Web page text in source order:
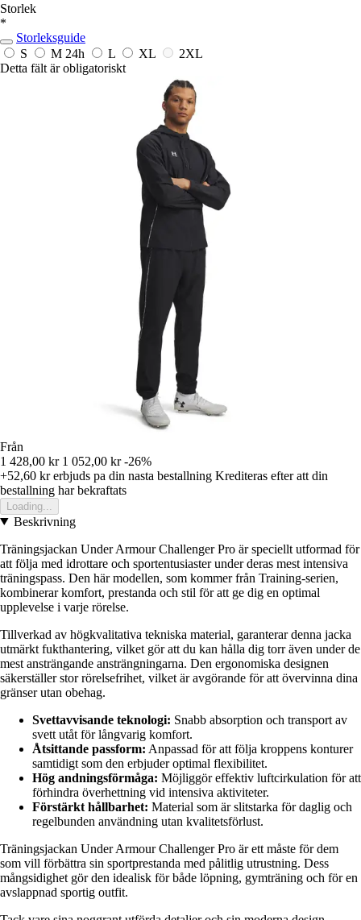
Storlek
*
Storleksguide
S
M 24h L XL
2XL
Detta fält är obligatoriskt
Från
1 428,00 kr 1 052,00 kr -26%
+52,60 krerbjuds pa din nasta bestallning Krediteras efter att din
bestallning har bekraftats
Loading...
Beskrivning
Träningsjackan Under Armour Challenger Pro är speciellt utformad för
att följa med idrottare och sportentusiaster under deras mest intensiva
träningspass. Den här modellen, som kommer från Training-serien,
kombinerar komfort, prestanda och stil för att ge dig en optimal
upplevelse i varje rörelse.
Tillverkad av högkvalitativa tekniska material, garanterar denna jacka
utmärkt fukthantering, vilket gör att du kan hålla dig torr även under de
mest ansträngande ansträngningarna. Den ergonomiska designen
säkerställer stor rörelsefrihet, vilket är avgörande för att övervinna dina
gränser utan obehag.
Svettavvisande teknologi: Snabb absorption och transport av
svett utåt för långvarig komfort.
Åtsittande passform: Anpassad för att följa kroppens konturer
samtidigt som den erbjuder optimal flexibilitet.
Hög andningsförmåga: Möjliggör effektiv luftcirkulation för att
förhindra överhettning vid intensiva aktiviteter.
Förstärkt hållbarhet: Material som är slitstarka för daglig och
regelbunden användning utan kvalitetsförlust.
Träningsjackan Under Armour Challenger Pro är ett måste för dem
som vill förbättra sin sportprestanda med pålitlig utrustning. Dess
mångsidighet gör den idealisk för både löpning, gymträning och för en
avslappnad sportig outfit.